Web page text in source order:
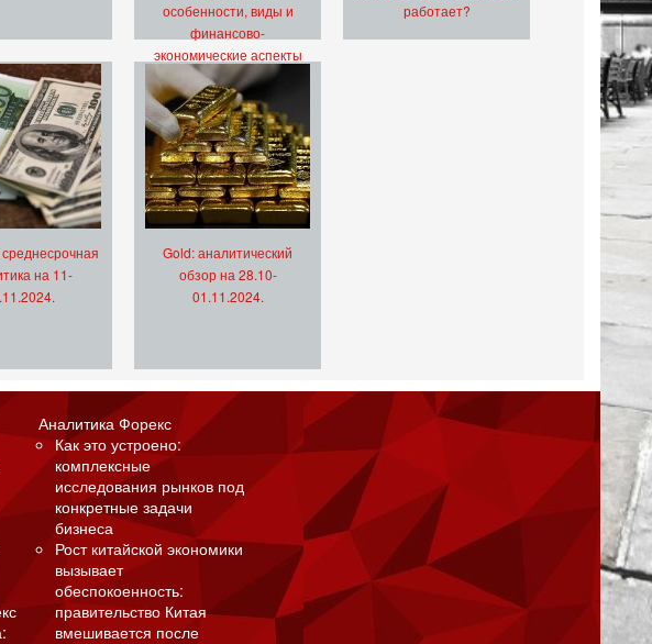
особенности, виды и
финансово-
экономические аспекты
работает?
на 11-
Gold: аналитический
обзор на 28.10-
01.11.2024.
Аналитика Форекс
Как это устроено:
комплексные
исследования рынков под
конкретные задачи
бизнеса
Рост китайской экономики
вызывает
обеспокоенность:
правительство Китая
вмешивается после